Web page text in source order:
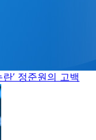
’ 정준원의 고백